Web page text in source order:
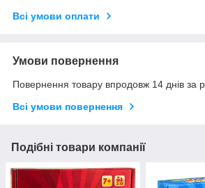
Всі умови оплати
Умови повернення
Повернення товару впродовж 14 днів за
Всі умови повернення
Подібні товари компанії